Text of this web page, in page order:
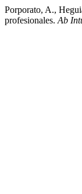
Porporato, A.,
profesionales. Ab